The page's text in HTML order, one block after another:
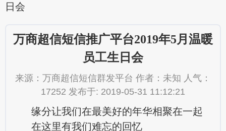
日会
万商超信短信推广平台2019年5月温暖
员工生日会
来源：万商超信短信群发平台 作者：未知 人气：
17252 发布于: 2019-05-31 11:12:21
缘分让我们在最美好的年华相聚在一起
在这里有我们难忘的回忆